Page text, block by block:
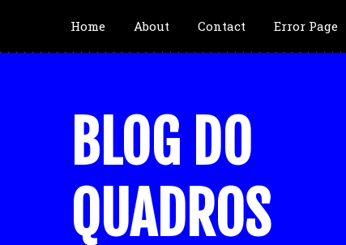
Home About Contact Error Page
BLOG DO
QUADROS